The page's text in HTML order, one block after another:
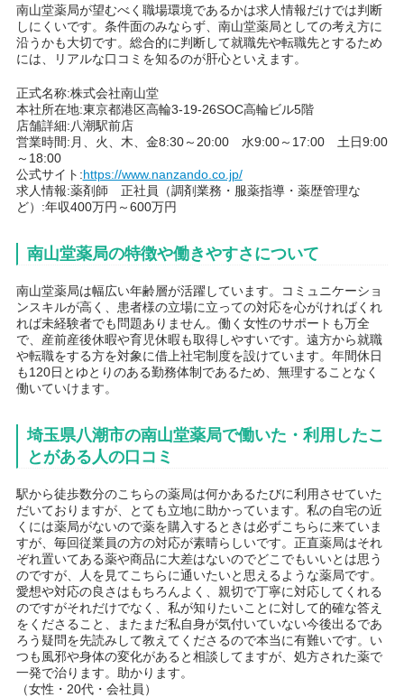
南山堂薬局が望むべく職場環境であるかは求人情報だけでは判断
しにくいです。条件面のみならず、南山堂薬局としての考え方に
沿うかも大切です。総合的に判断して就職先や転職先とするため
には、リアルな口コミを知るのが肝心といえます。
正式名称:株式会社南山堂
本社所在地:東京都港区高輪3-19-26SOC高輪ビル5階
店舗詳細:八潮駅前店
営業時間:月、火、木、金8:30～20:00 水9:00～17:00 土日9:00
～18:00
公式サイト:https://www.nanzando.co.jp/
求人情報:薬剤師 正社員（調剤業務・服薬指導・薬歴管理な
ど）:年収400万円～600万円
南山堂薬局の特徴や働きやすさについて
南山堂薬局は幅広い年齢層が活躍しています。コミュニケーショ
ンスキルが高く、患者様の立場に立っての対応を心がければくれ
れば未経験者でも問題ありません。働く女性のサポートも万全
で、産前産後休暇や育児休暇も取得しやすいです。遠方から就職
や転職をする方を対象に借上社宅制度を設けています。年間休日
も120日とゆとりのある勤務体制であるため、無理することなく
働いていけます。
埼玉県八潮市の南山堂薬局で働いた・利用したこ
とがある人の口コミ
駅から徒歩数分のこちらの薬局は何かあるたびに利用させていた
だいておりますが、とても立地に助かっています。私の自宅の近
くには薬局がないので薬を購入するときは必ずこちらに来ていま
すが、毎回従業員の方の対応が素晴らしいです。正直薬局はそれ
ぞれ置いてある薬や商品に大差はないのでどこでもいいとは思う
のですが、人を見てこちらに通いたいと思えるような薬局です。
愛想や対応の良さはもちろんよく、親切で丁寧に対応してくれる
のですがそれだけでなく、私が知りたいことに対して的確な答え
をくださること、またまだ私自身が気付いていない今後出るであ
ろう疑問を先読みして教えてくださるので本当に有難いです。い
つも風邪や身体の変化があると相談してますが、処方された薬で
一発で治ります。助かります。
（女性・20代・会社員）